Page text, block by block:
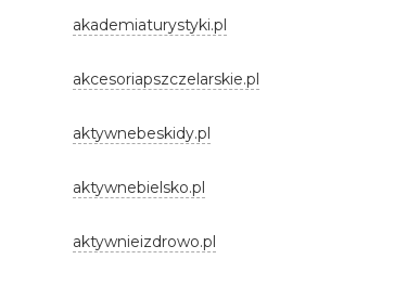
akademiaturystyki.pl
akcesoriapszczelarskie.pl
aktywnebeskidy.pl
aktywnebielsko.pl
aktywnieizdrowo.pl